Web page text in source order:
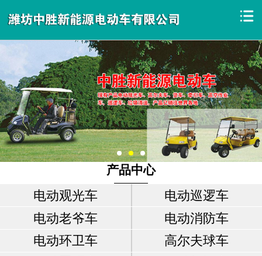
产品中心
电动观光车
电动巡逻车
电动老爷车
电动消防车
电动环卫车
高尔夫球车